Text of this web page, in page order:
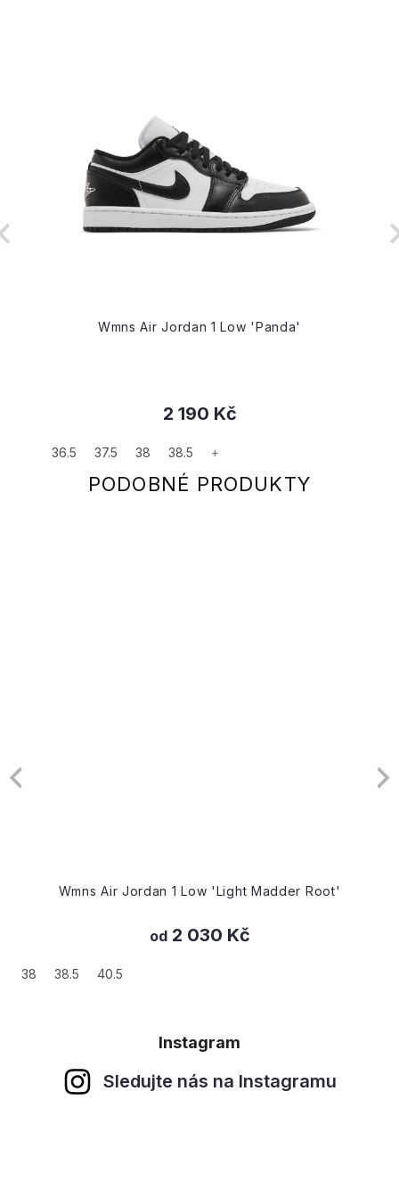
Wmns Air Jordan 1 Low 'Panda'
2 190 Kč
36.5 37.5 38 38.5 +
Wmns Air Jordan 1 Low 'Light Madder Root'
od2 030 Kč
38 38.5 40.5
Instagram
Sledujte nás na Instagramu